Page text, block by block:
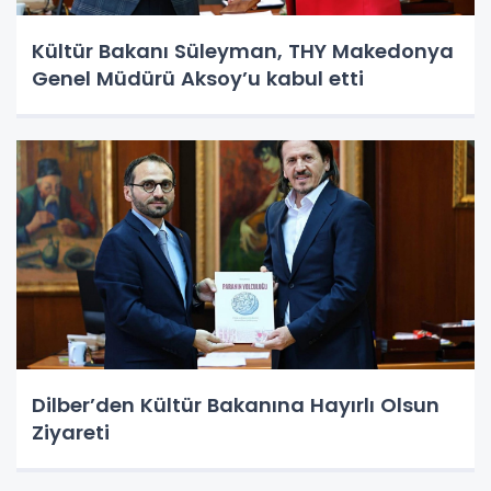
Kültür Bakanı Süleyman, THY Makedonya
Genel Müdürü Aksoy’u kabul etti
Dilber’den Kültür Bakanına Hayırlı Olsun
Ziyareti